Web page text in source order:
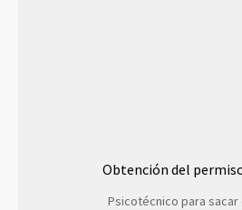
Obtención del
Psicotécnico para